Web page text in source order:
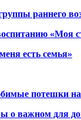
раннего
«Моя
есть семья»
потешки
о важном для